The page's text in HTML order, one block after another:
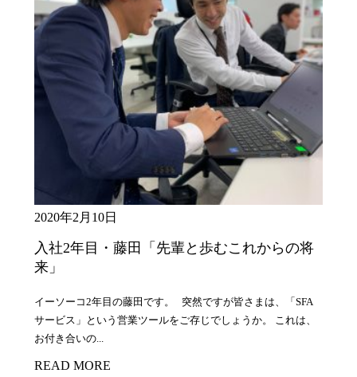
2020年2月10日
入社2年目・藤田「先輩と歩むこれからの将
来」
イーソーコ2年目の藤田です。 突然ですが皆さまは、「SFA
サービス」という営業ツールをご存じでしょうか。 これは、
お付き合いの...
READ MORE